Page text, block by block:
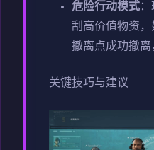
危险行动模式
刮高价值物资
撤离点成功撤离
关键技巧与建议